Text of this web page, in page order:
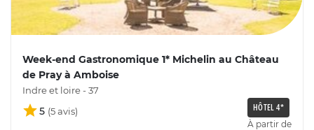
Week-end Gastronomique 1* Michelin au Château
de Pray à Amboise
Indre et loire - 37
5 HÔTEL 4*
À partir de